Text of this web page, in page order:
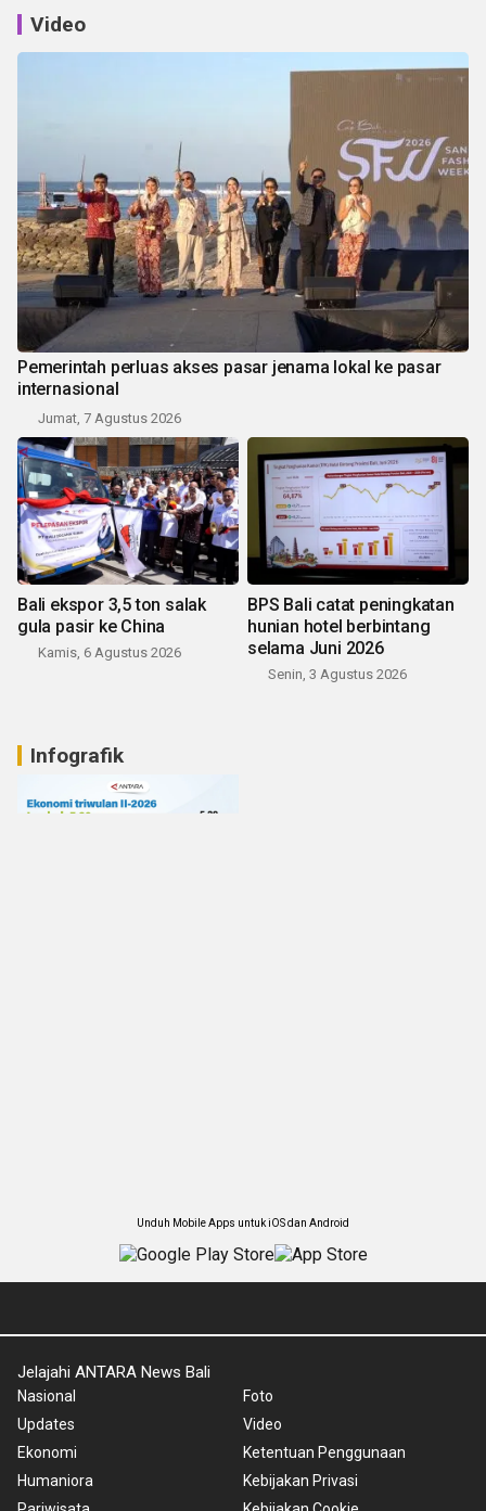
Video
Pemerintah perluas akses pasar jenama lokal ke pasar
internasional
Jumat, 7 Agustus 2026
Bali ekspor 3,5 ton salak
gula pasir ke China
Kamis, 6 Agustus 2026
BPS Bali catat peningkatan
hunian hotel berbintang
selama Juni 2026
Senin, 3 Agustus 2026
Infografik
Unduh Mobile Apps untuk iOS dan Android
Jelajahi ANTARA News Bali
Nasional
Updates
Ekonomi
Humaniora
Foto
Video
Ketentuan Penggunaan
Kebijakan Privasi